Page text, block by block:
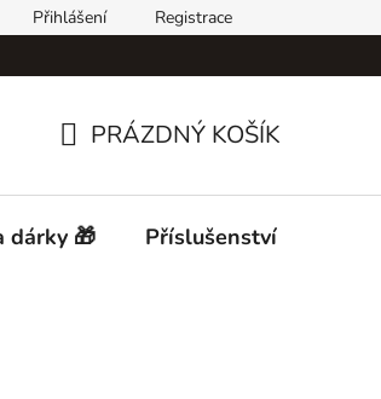
osobních údajů (GDPR)
Přihlášení Registrace
KOŠÍK
PRÁZDNÝ KOŠÍK
dárky 🎁 Příslušenství